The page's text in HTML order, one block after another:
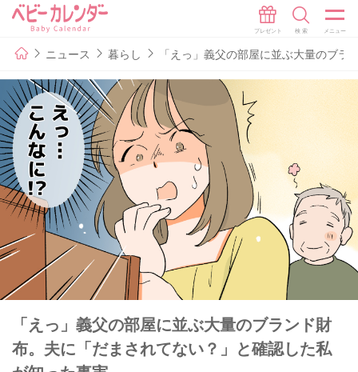
ニュース 暮らし 「えっ」義父の部屋に並ぶ大量のブ
「えっ」義父の部屋に並ぶ大量のブランド財
布。夫に「だまされてない？」と確認した私